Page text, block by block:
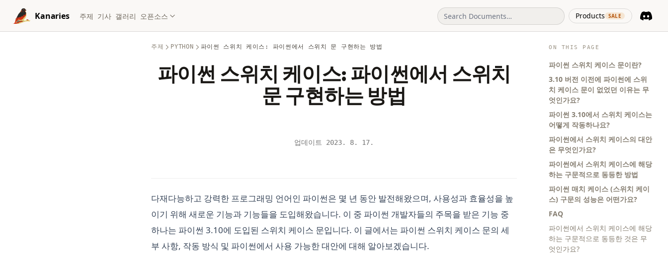
Skip to content
Kanaries
주제 기사 갤러리 오픈소스 Products SALE
(opens in
ON THIS PAGE
파이썬 스위치 케이스 문이란?
3.10 버전 이전에 파이썬에 스위
치 케이스 문이 없었던 이유는 무
엇인가요?
파이썬 3.10에서 스위치 케이스는
어떻게 작동하나요?
파이썬에서 스위치 케이스의 대안
은 무엇인가요?
파이썬에서 스위치 케이스에 해당
하는 구문적으로 동등한 방법
파이썬 매치 케이스 (스위치 케이
스) 구문의 성능은 어떤가요?
FAQ
파이썬에서 스위치 케이스에 해당
하는 구문적으로 동등한 것은 무
엇인가요?
주제 PYTHON 파이썬 스위치 케이스: 파이썬에서 스위치 문 구현하는 방법
파이썬 스위치 케이스: 파이썬에서 스위치
문 구현하는 방법
업데이트 2023. 8. 17.
다재다능하고 강력한 프로그래밍 언어인 파이썬은 몇 년 동안 발전해왔으며, 사용성과 효율성을 높
이기 위해 새로운 기능과 기능들을 도입해왔습니다. 이 중 파이썬 개발자들의 주목을 받은 기능 중
하나는 파이썬 3.10에 도입된 스위치 케이스 문입니다. 이 글에서는 파이썬 스위치 케이스 문의 세
부 사항, 작동 방식 및 파이썬에서 사용 가능한 대안에 대해 알아보겠습니다.